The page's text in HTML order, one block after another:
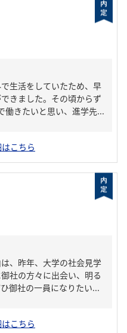
生活をしていたため、早
きました。その頃からず
働きたいと思い、進学先...
こちら
、昨年、大学の社会見学
社の方々に出会い、明る
御社の一員になりたい...
こちら